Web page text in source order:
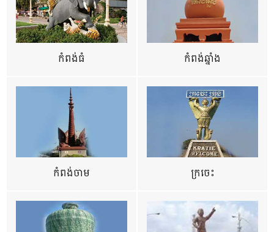
កំពង់ធំ កំពង់ឆ្នាំង
កំពង់ចាម ក្រចេះ